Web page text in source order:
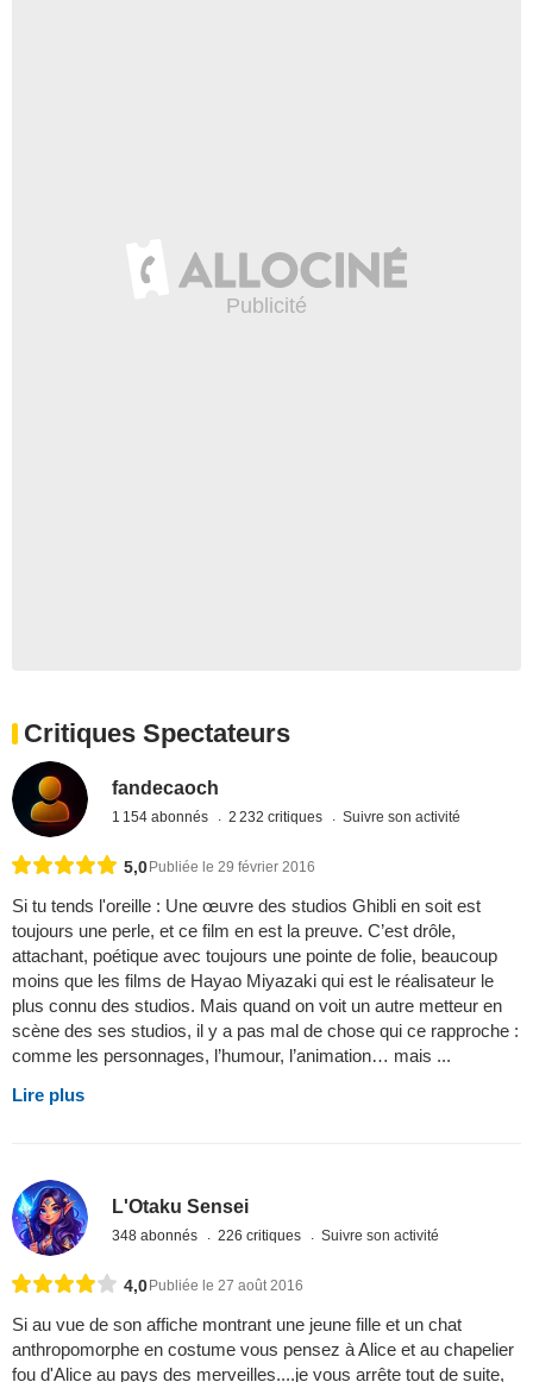
Critiques Spectateurs
fandecaoch
1 154 abonnés 2 232 critiques Suivre son activité
5,0Publiée le 29 février 2016
Si tu tends l'oreille : Une œuvre des studios Ghibli en soit est
toujours une perle, et ce film en est la preuve. C’est drôle,
attachant, poétique avec toujours une pointe de folie, beaucoup
moins que les films de Hayao Miyazaki qui est le réalisateur le
plus connu des studios. Mais quand on voit un autre metteur en
scène des ses studios, il y a pas mal de chose qui ce rapproche :
comme les personnages, l’humour, l’animation… mais ...
Lire plus
L'Otaku Sensei
348 abonnés 226 critiques Suivre son activité
4,0 Publiée le 27 août 2016
Si au vue de son affiche montrant une jeune fille et un chat
anthropomorphe en costume vous pensez à Alice et au chapelier
fou d'Alice au pays des merveilles....je vous arrête tout de suite,